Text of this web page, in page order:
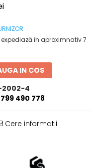
în aproximnativ 7
IN COS
4
490 778
Cere informatii